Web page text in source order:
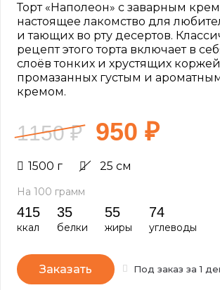
Торт «Наполеон» с заварным
настоящее лакомство для
и тающих во рту десертов.
рецепт этого торта включает в
слоёв тонких и хрустящих
промазанных густым и
кремом.
1150₽ 950 ₽
1500 г 25 см
На 100 грамм
415
ккал
35
белки
55
жиры
74
углеводы
Заказать Под заказ за 1